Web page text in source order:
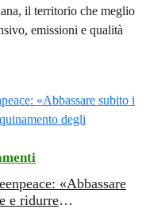
il territorio che meglio
emissioni e qualità
«Abbassare
e ridurre